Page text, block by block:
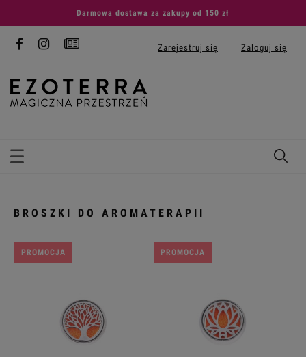
Darmowa dostawa za zakupy od 150 zł
Zarejestruj się Zaloguj się
BROSZKI DO AROMATERAPII
PROMOCJA PROMOCJA